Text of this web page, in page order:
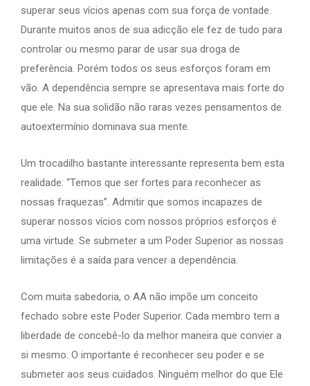
superar seus vícios apenas com sua força de vontade.
Durante muitos anos de sua adicção ele fez de tudo para
controlar ou mesmo parar de usar sua droga de
preferência. Porém todos os seus esforços foram em
vão. A dependência sempre se apresentava mais forte do
que ele. Na sua solidão não raras vezes pensamentos de
autoextermínio dominava sua mente.
Um trocadilho bastante interessante representa bem esta
realidade: “Temos que ser fortes para reconhecer as
nossas fraquezas”. Admitir que somos incapazes de
superar nossos vícios com nossos próprios esforços é
uma virtude. Se submeter a um Poder Superior as nossas
limitações é a saída para vencer a dependência.
Com muita sabedoria, o AA não impõe um conceito
fechado sobre este Poder Superior. Cada membro tem a
liberdade de concebê-lo da melhor maneira que convier a
si mesmo. O importante é reconhecer seu poder e se
submeter aos seus cuidados. Ninguém melhor do que Ele